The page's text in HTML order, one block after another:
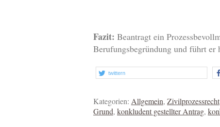
Fazit: Beantragt ein
Berufungsbegründung und führt er
twittern
Kategorien: Allgemein, Zivilprozessrecht
Grund, konkludent gestellter Antrag,